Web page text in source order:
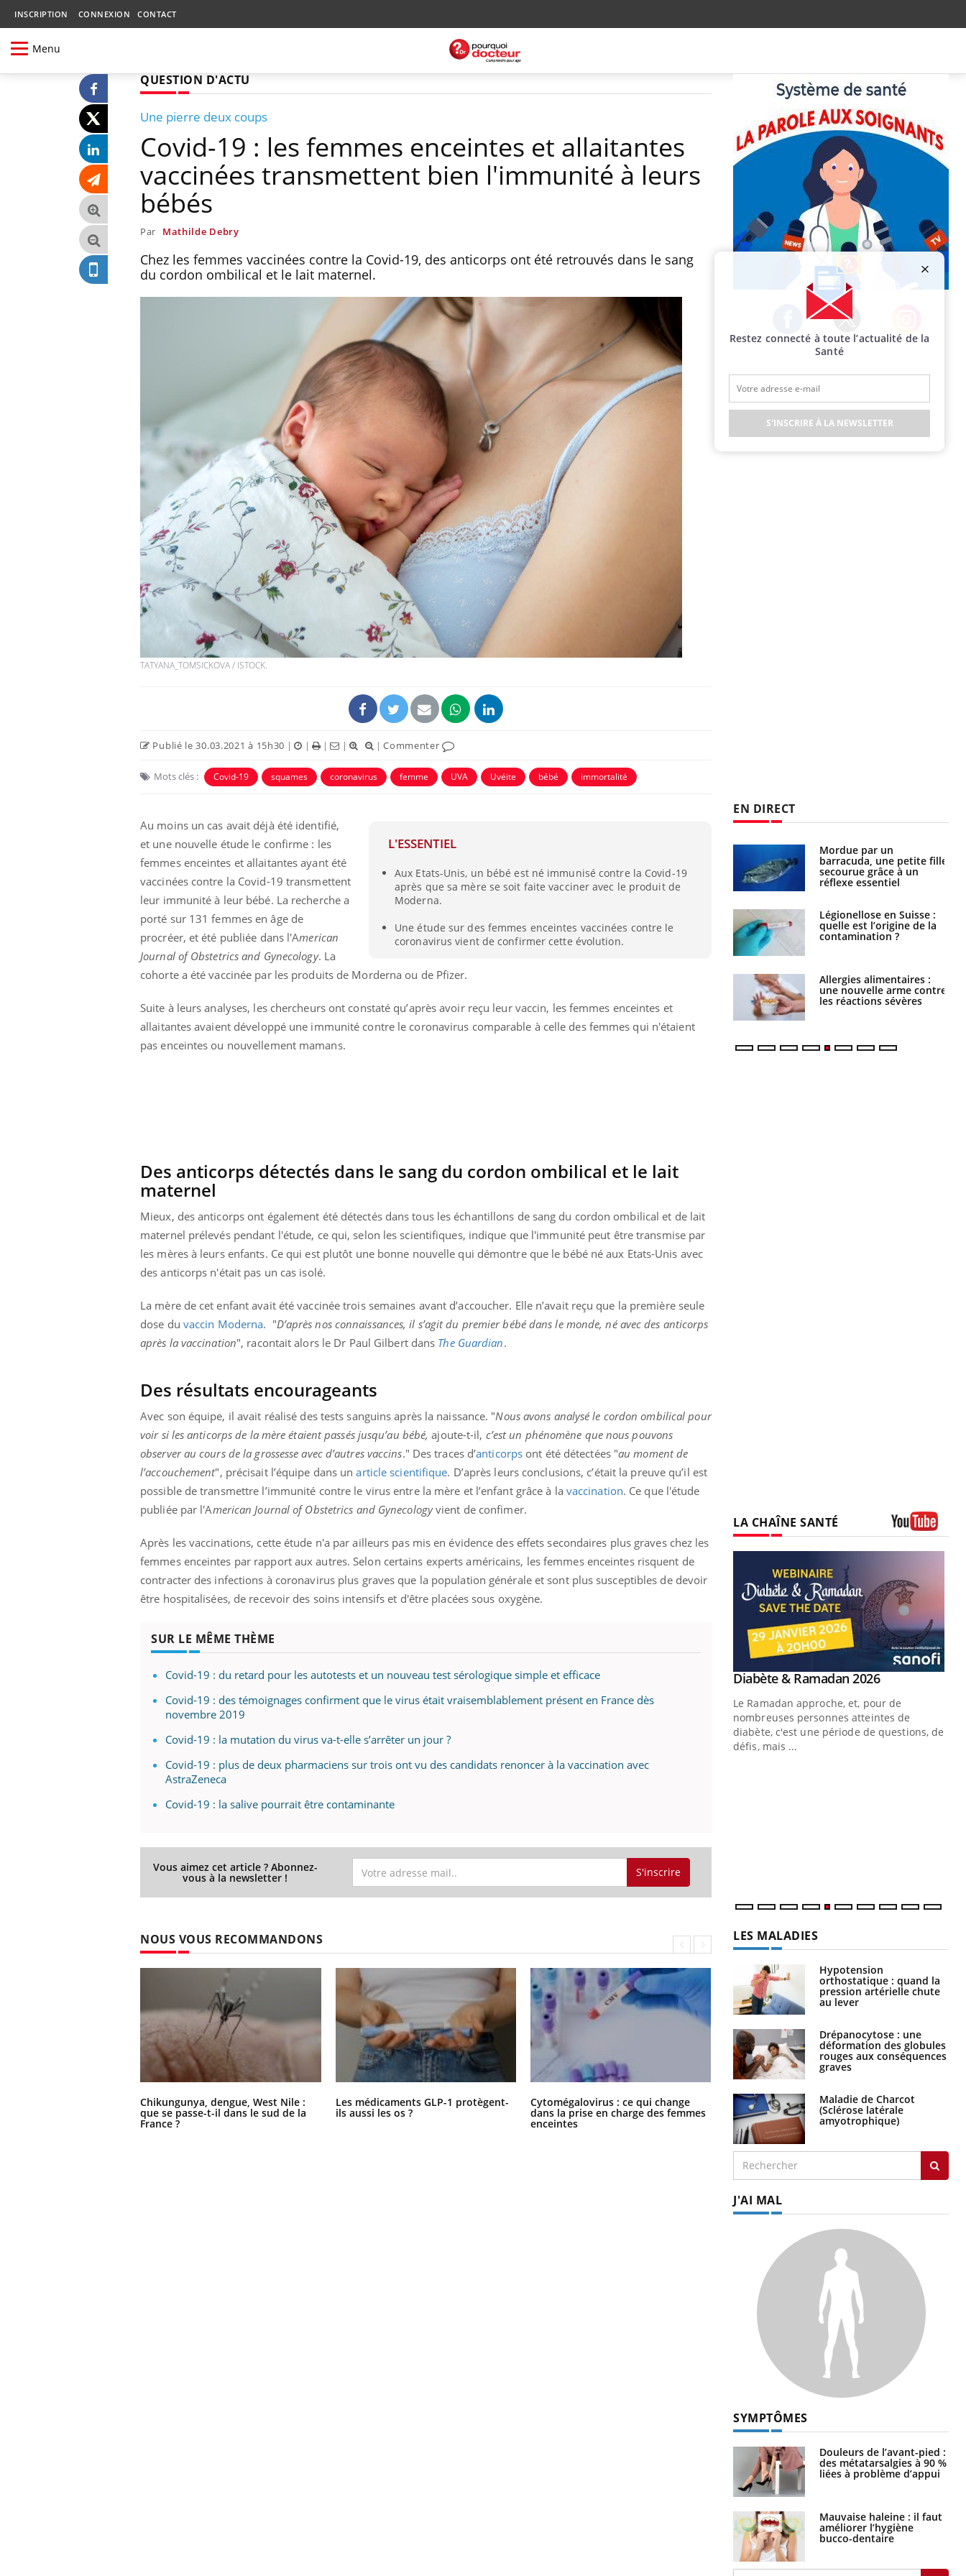
INSCRIPTION CONNEXION CONTACT
Menu
QUESTION D'ACTU
Une pierre deux coups
Covid-19 : les femmes enceintes et allaitantes
vaccinées transmettent bien l'immunité à leurs
bébés
Par Mathilde Debry
Chez les femmes vaccinées contre la Covid-19, des anticorps ont été retrouvés dans le sang
du cordon ombilical et le lait maternel.
TATYANA_TOMSICKOVA / ISTOCK.
Publié le 30.03.2021 à 15h30 | | | | |Commenter
Mots clés : Covid-19 squames coronavirus femme UVA Uvéite bébé immortalité
L'ESSENTIEL
Aux Etats-Unis, un bébé est né immunisé contre la Covid-19
après que sa mère se soit faite vacciner avec le produit de
Moderna.
Une étude sur des femmes enceintes vaccinées contre le
coronavirus vient de confirmer cette évolution.
Au moins un cas avait déjà été identifié,
et une nouvelle étude le confirme : les
femmes enceintes et allaitantes ayant été
vaccinées contre la Covid-19 transmettent
leur immunité à leur bébé. La recherche a
porté sur 131 femmes en âge de
procréer, et été publiée dans l'American
Journal of Obstetrics and Gynecology. La
cohorte a été vaccinée par les produits de Morderna ou de Pfizer.
Suite à leurs analyses, les chercheurs ont constaté qu’après avoir reçu leur vaccin, les femmes enceintes et
allaitantes avaient développé une immunité contre le coronavirus comparable à celle des femmes qui n'étaient
pas enceintes ou nouvellement mamans.
Des anticorps détectés dans le sang du cordon ombilical et le lait
maternel
Mieux, des anticorps ont également été détectés dans tous les échantillons de sang du cordon ombilical et de lait
maternel prélevés pendant l'étude, ce qui, selon les scientifiques, indique que l'immunité peut être transmise par
les mères à leurs enfants. Ce qui est plutôt une bonne nouvelle qui démontre que le bébé né aux Etats-Unis avec
des anticorps n'était pas un cas isolé.
La mère de cet enfant avait été vaccinée trois semaines avant d’accoucher. Elle n’avait reçu que la première seule
dose du vaccin Moderna. "D’après nos connaissances, il s’agit du premier bébé dans le monde, né avec des anticorps
après la vaccination", racontait alors le Dr Paul Gilbert dans The Guardian.
Des résultats encourageants
Avec son équipe, il avait réalisé des tests sanguins après la naissance. "Nous avons analysé le cordon ombilical pour
voir si les anticorps de la mère étaient passés jusqu’au bébé, ajoute-t-il, c’est un phénomène que nous pouvons
observer au cours de la grossesse avec d’autres vaccins." Des traces d’anticorps ont été détectées "au moment de
l’accouchement", précisait l’équipe dans un article scientifique. D’après leurs conclusions, c’était la preuve qu’il est
possible de transmettre l’immunité contre le virus entre la mère et l’enfant grâce à la vaccination. Ce que l'étude
publiée par l'American Journal of Obstetrics and Gynecologyvient de confimer.
Après les vaccinations, cette étude n'a par ailleurs pas mis en évidence des effets secondaires plus graves chez les
femmes enceintes par rapport aux autres.Selon certains experts américains, les femmes enceintes risquent de
contracter des infections à coronavirus plus graves que la population générale et sont plus susceptibles de devoir
être hospitalisées, de recevoir des soins intensifs et d'être placées sous oxygène.
SUR LE MÊME THÈME
Covid-19 : du retard pour les autotests et un nouveau test sérologique simple et efficace
Covid-19 : des témoignages confirment que le virus était vraisemblablement présent en France dès
novembre 2019
Covid-19 : la mutation du virus va-t-elle s’arrêter un jour ?
Covid-19 : plus de deux pharmaciens sur trois ont vu des candidats renoncer à la vaccination avec
AstraZeneca
Covid-19 : la salive pourrait être contaminante
Vous aimez cet article ? Abonnez-
vous à la newsletter ! S'inscrire
NOUS VOUS RECOMMANDONS
Chikungunya, dengue, West Nile :
que se passe-t-il dans le sud de la
France ?
Les médicaments GLP-1 protègent-
ils aussi les os ?
Cytomégalovirus : ce qui change
dans la prise en charge des femmes
enceintes
La sieste empêche-t-elle de dormir
la nuit ?
Facebook Twitter Instagram
EN DIRECT
La sieste empêche-t-elle
de dormir la nuit ?
VIH : la fin du comprimé
tous les jours se profile-t-
elle enfin ?
Pourquoi votre ventre
jours de vos vacances ?
Fortes chaleurs :
noyade grimpe-t-il ?
freiner la propagation du
cancer ?
Pourquoi manger moins
finalement être bénéfique
l'apprentissage de la
lecture ?
Mordue par un
barracuda, une petite fille
secourue grâce à un
réflexe essentiel
Légionellose en Suisse :
quelle est l’origine de la
contamination ?
Allergies alimentaires :
une nouvelle arme contre
les réactions sévères
LA CHAÎNE SANTÉ
Carence en fer : comprendre pour
Fatigue, irritabilité, brouillard mental ou
carence en fer sont multiples ce qui la rend
Youtube
Insuline & Charge mentale : et si on
osait en parler??
patients comme parfois chez les soignants.
Youtube
Eczéma Chronique des Mains : se
préparer pour l’été ! Youtube
sont ...
Youtube
Diabète & Ramadan 2026Youtube
Le Ramadan approche, et, pour de
nombreuses personnes atteintes de
diabète, c'est une période de questions, de
défis, mais ...
LES MALADIES
Hypotension
orthostatique : quand la
pression artérielle chute
au lever
Drépanocytose : une
déformation des globules
rouges aux conséquences
graves
Maladie de Charcot
(Sclérose latérale
amyotrophique)
J'AI MAL
SYMPTÔMES
Douleurs de l’avant-pied :
des métatarsalgies à 90 %
liées à problème d’appui
Mauvaise haleine : il faut
améliorer l’hygiène
bucco-dentaire
Restez connecté à toute l’actualité de la
Santé
S'INSCRIRE À LA NEWSLETTER